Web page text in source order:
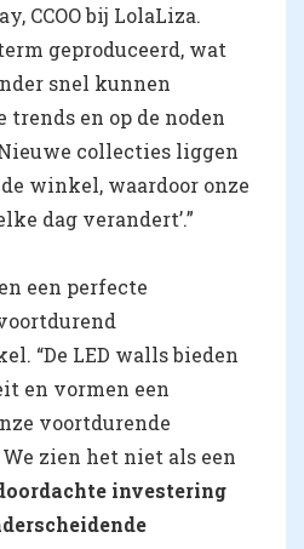
CCOO bij LolaLiza.
geproduceerd, wat
snel kunnen
trends en op de noden
collecties liggen
winkel, waardoor onze
dag verandert’.”
een perfecte
“De LED walls bieden
en vormen een
voortdurende
zien het niet als een
investering